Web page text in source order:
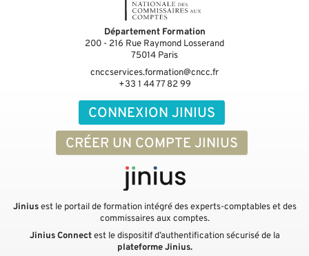
CONNEXION JINIUS
CRÉER UN COMPTE JINIUS
Département Formation
200 - 216 Rue Raymond Losserand
75014 Paris
cnccservices.formation@cncc.fr
+33 1 44 77 82 99
Jiniusest le portail de formation intégré des experts-comptables et des
commissaires aux comptes.
Jinius Connectest le dispositif d’authentification sécurisé de la
plateforme Jinius.